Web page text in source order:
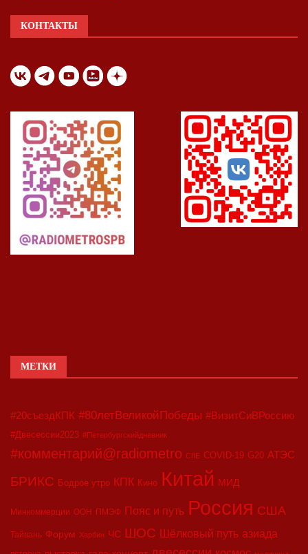
КОНТАКТЫ
МЕТКИ
#20съездКПК #80летВеликойПобеды #ВизитСиВРоссию
#Двесессии2023 #Петербургскийдневник
#комментарий@radiometro CIIE COVID-19 G20 АТЭС
БРИКС Бодрое утро КПК Кино Китай МИД
Минкоммерции ООН ПМЭФ Пояс и путь Россия США
Тайвань Форум Харбин ЧС ШОС Шёлковый путь азиада